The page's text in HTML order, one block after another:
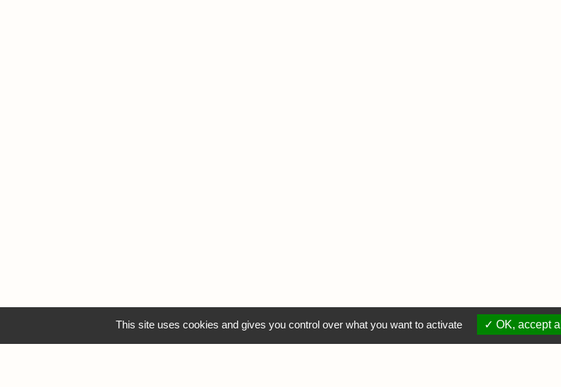
MON COMPTE
INFORMATIONS
This site uses cookies and gives you control over what you want to activate OK, accept all